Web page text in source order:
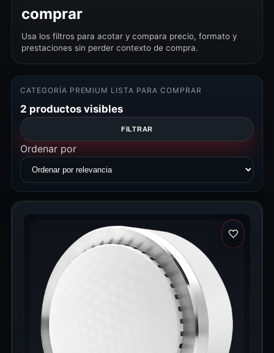
comprar
Usa los filtros para acotar y compara precio, formato y
prestaciones sin perder contexto de compra.
CATEGORÍA PREMIUM LISTA PARA COMPRAR
2 productos visibles
FILTRAR
Ordenar por